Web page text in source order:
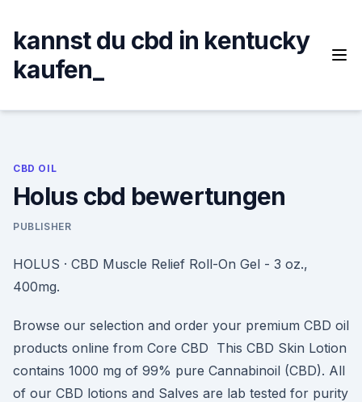
content
kannst du cbd in kentucky
kaufen_
CBD OIL
Holus cbd bewertungen
PUBLISHER
HOLUS · CBD Muscle Relief Roll-On Gel - 3 oz.,
400mg.
Browse our selection and order your premium CBD oil
products online from Core CBD This CBD Skin Lotion
contains 1000 mg of 99% pure Cannabinoil (CBD). All
of our CBD lotions and Salves are lab tested for purity